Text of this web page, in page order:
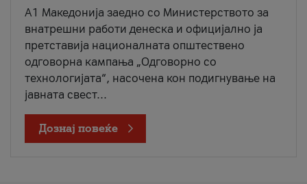
A1 Македонија заедно со Министерството за
внатрешни работи денеска и официјално ја
претставија националната општествено
одговорна кампања „Одговорно со
технологијата“, насочена кон подигнување на
јавната свест...
Дознај повеќе